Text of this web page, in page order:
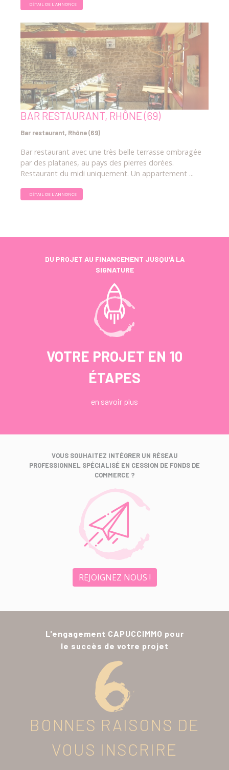
DÉTAIL DE L'ANNONCE
BAR RESTAURANT, RHÔNE (69)
Bar restaurant, Rhône (69)
Bar restaurant avec une très belle terrasse ombragée
par des platanes, au pays des pierres dorées.
Restaurant du midi uniquement. Un appartement ...
DÉTAIL DE L'ANNONCE
DU PROJET AU FINANCEMENT JUSQU'À LA
SIGNATURE
VOTRE PROJET EN 10
ÉTAPES
en savoir plus
VOUS SOUHAITEZ INTÉGRER UN RÉSEAU
PROFESSIONNEL SPÉCIALISÉ EN CESSION DE FONDS DE
COMMERCE ?
REJOIGNEZ NOUS !
L'engagement CAPUCCIMMO pour
le succès de votre projet
BONNES RAISONS DE
VOUS INSCRIRE